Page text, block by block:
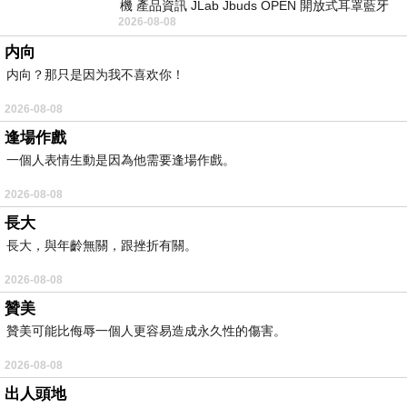
機 產品資訊 JLab Jbuds OPEN 開放式耳罩藍牙
耳機評語：非常有特色，值得喜愛美型工
2026-08-08
内向
内向？那只是因为我不喜欢你！
2026-08-08
逢場作戲
一個人表情生動是因為他需要逢場作戲。
2026-08-08
長大
長大，與年齡無關，跟挫折有關。
2026-08-08
贊美
贊美可能比侮辱一個人更容易造成永久性的傷害。
2026-08-08
出人頭地